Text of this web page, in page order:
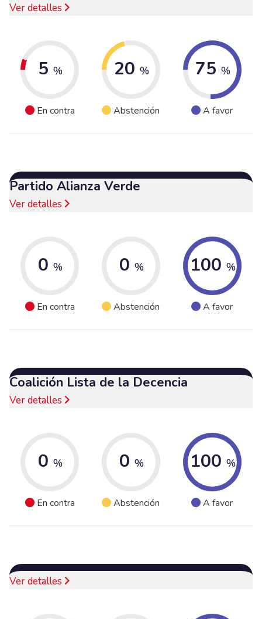
Ver detalles
5 %
En contra
20 %
Abstención
75 %
A favor
Partido Alianza Verde
Ver detalles
0 %
En contra
0 %
Abstención
100 %
A favor
Coalición Lista de la Decencia
Ver detalles
0 %
En contra
0 %
Abstención
100 %
A favor
Ver detalles